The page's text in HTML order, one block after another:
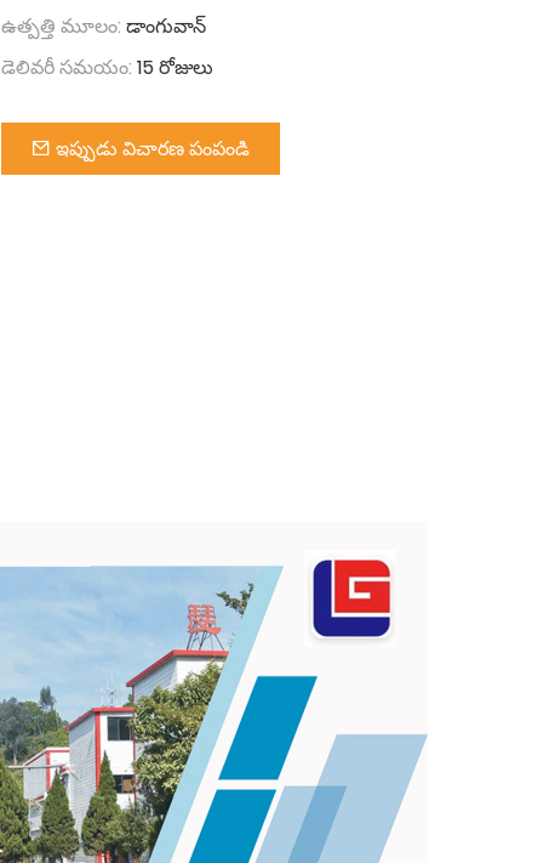
ఉత్పత్తి మూలం: డాంగువాన్
డెలివరీ సమయం: 15 రోజులు
ఇప్పుడు విచారణ పంపండి